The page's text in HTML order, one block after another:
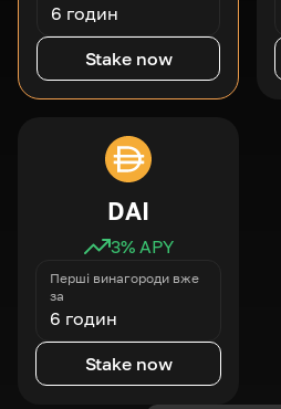
6 годин
Stake now
DAI
3% APY
Перші винагороди вже
за
6 годин
Stake now